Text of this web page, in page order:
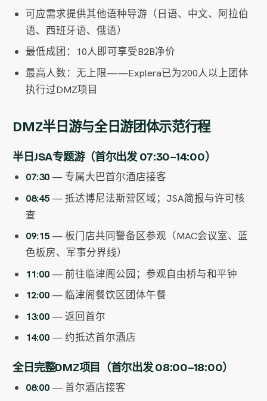
可应需求提供其他语种导游（日语、中文、阿拉伯
语、西班牙语、俄语）
最低成团：10人即可享受B2B净价
最高人数：无上限——Explera已为200人以上团体
执行过DMZ项目
DMZ半日游与全日游团体示范行程
半日JSA专题游（首尔出发 07:30–14:00）
07:30— 专属大巴首尔酒店接客
08:45— 抵达博尼法斯营区域；JSA简报与许可核
查
09:15— 板门店共同警备区参观（MAC会议室、蓝
色板房、军事分界线）
11:00— 前往临津阁公园；参观自由桥与和平钟
12:00— 临津阁餐饮区团体午餐
13:00— 返回首尔
14:00— 约抵达首尔酒店
全日完整DMZ项目（首尔出发 08:00–18:00）
08:00— 首尔酒店接客